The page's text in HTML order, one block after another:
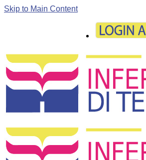
Skip to Main Content